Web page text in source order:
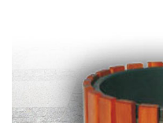
REFERENCES